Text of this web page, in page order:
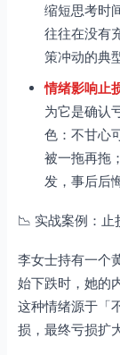
缩短思考时
往往在没有
策冲动的典
情绪影响止
为它是确认
色：不甘心
被一拖再拖
发，事后后
📉 实战案例：
李女士持有一个
始下跌时，她的
这种情绪源于「
损，最终亏损扩